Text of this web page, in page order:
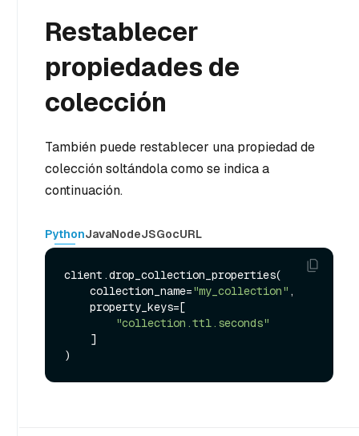
Restablecer
propiedades de
colección
También puede restablecer una propiedad de
colección soltándola como se indica a
continuación.
PythonJavaNodeJSGocURL
client.drop_collection_properties(
    collection_name=
"my_collection" ,
"collection.ttl.seconds"